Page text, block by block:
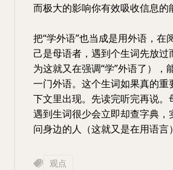
而极大的影响你有效吸收信息的
把“学外语”也当成是用外语，在
己是母语者，遇到个生词先放过
为这就又在强调“学”外语了），
一门外语。这个生词如果真的重
下文里出现。先读完听完再说。
遇到生词很少会立即却查字典，
问身边的人（这就又是在用语言
观点